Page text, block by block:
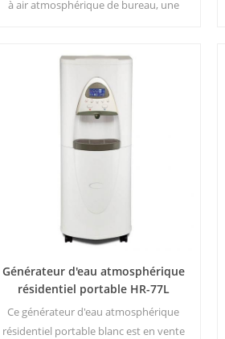
à air atmosphérique de bureau, une
plus haute qualité en récoltant l'eau de
l'humidité de l'air. Ventes directes d'usine,
bienvenue pour acheter et vendre en
gros.
Générateur d'eau atmosphérique
résidentiel portable HR-77L
Ce générateur d'eau atmosphérique
résidentiel portable blanc est en vente